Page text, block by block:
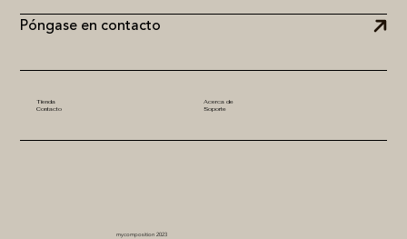
Póngase en contacto
Tienda
Acerca de
Contacto
Soporte
mycomposition 2023